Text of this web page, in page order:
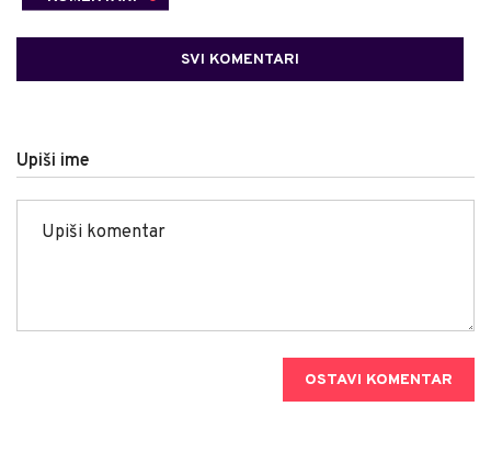
SVI KOMENTARI
Upiši ime
OSTAVI KOMENTAR